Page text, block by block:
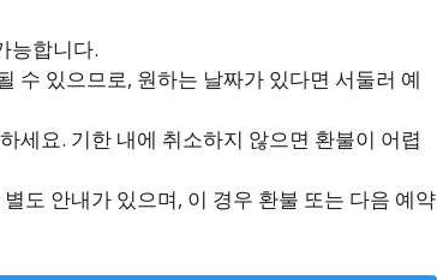
능합니다.
수 있으므로, 원하는 날짜가 있다면 서둘러 예
세요. 기한 내에 취소하지 않으면 환불이 어렵
도 안내가 있으며, 이 경우 환불 또는 다음 예약